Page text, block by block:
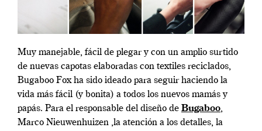
Muy manejable, fácil de plegar y con un amplio surtido
de nuevas capotas elaboradas con textiles reciclados,
Bugaboo Fox ha sido ideado para seguir haciendo la
vida más fácil (y bonita) a todos los nuevos mamás y
papás. Para el responsable del diseño de Bugaboo,
Marco Nieuwenhuizen ,la atención a los detalles, la